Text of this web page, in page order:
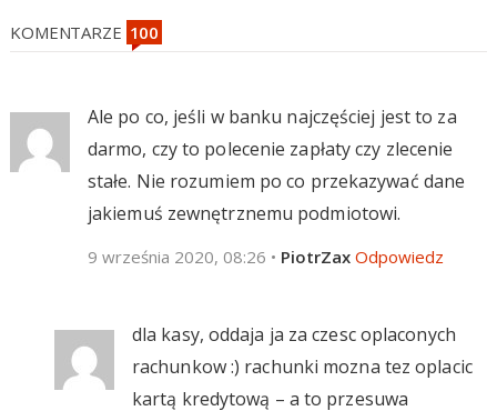
KOMENTARZE
Ale po co, jeśli w banku najczęściej jest to za
darmo, czy to polecenie zapłaty czy zlecenie
stałe. Nie rozumiem po co przekazywać dane
jakiemuś zewnętrznemu podmiotowi.
9 września 2020, 08:26 • PiotrZax Odpowiedz
dla kasy, oddaja ja za czesc oplaconych
rachunkow :) rachunki mozna tez oplacic
kartą kredytową – a to przesuwa